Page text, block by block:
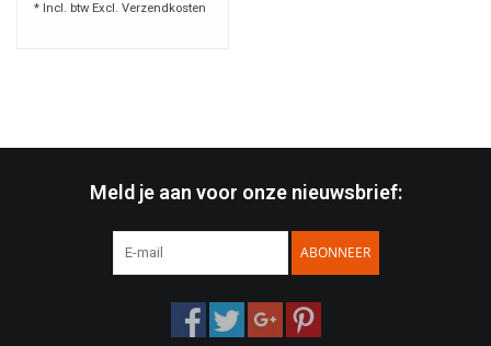
* Incl. btw Excl. Verzendkosten
Meld je aan voor onze nieuwsbrief:
ABONNEER